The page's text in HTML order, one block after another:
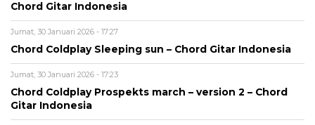
Chord Gitar Indonesia
Jumat, 30 Januari 2026 - 17:27
Chord Coldplay Sleeping sun – Chord Gitar Indonesia
Jumat, 30 Januari 2026 - 17:23
Chord Coldplay Prospekts march – version 2 – Chord
Gitar Indonesia